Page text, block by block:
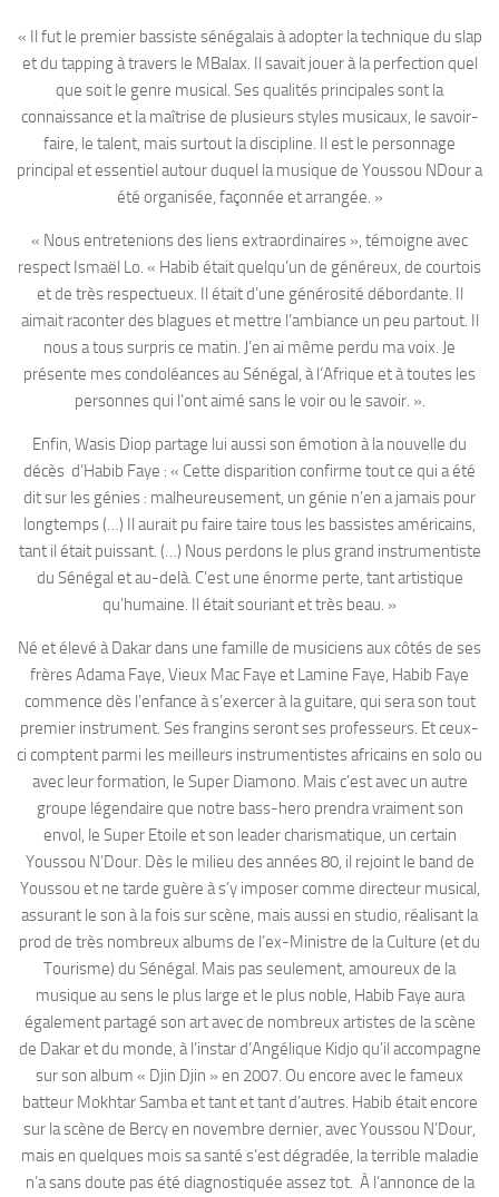
« Il fut le premier bassiste sénégalais à adopter la technique du slap
et du tapping à travers le MBalax. Il savait jouer à la perfection quel
que soit le genre musical. Ses qualités principales sont la
connaissance et la maîtrise de plusieurs styles musicaux, le savoir-
faire, le talent, mais surtout la discipline. Il est le personnage
principal et essentiel autour duquel la musique de Youssou NDour a
été organisée, façonnée et arrangée. »
« Nous entretenions des liens extraordinaires », témoigne avec
respect Ismaël Lo. « Habib était quelqu’un de généreux, de courtois
et de très respectueux. Il était d’une générosité débordante. Il
aimait raconter des blagues et mettre l’ambiance un peu partout. Il
nous a tous surpris ce matin. J’en ai même perdu ma voix. Je
présente mes condoléances au Sénégal, à l’Afrique et à toutes les
personnes qui l’ont aimé sans le voir ou le savoir. ».
Enfin, Wasis Diop partage lui aussi son émotion à la nouvelle du
décès d’Habib Faye : « Cette disparition confirme tout ce qui a été
dit sur les génies : malheureusement, un génie n’en a jamais pour
longtemps (…) Il aurait pu faire taire tous les bassistes américains,
tant il était puissant. (…) Nous perdons le plus grand instrumentiste
du Sénégal et au-delà. C’est une énorme perte, tant artistique
qu’humaine. Il était souriant et très beau. »
Né et élevé à Dakar dans une famille de musiciens aux côtés de ses
frères Adama Faye, Vieux Mac Faye et Lamine Faye, Habib Faye
commence dès l’enfance à s’exercer à la guitare, qui sera son tout
premier instrument. Ses frangins seront ses professeurs. Et ceux-
ci comptent parmi les meilleurs instrumentistes africains en solo ou
avec leur formation, le Super Diamono. Mais c’est avec un autre
groupe légendaire que notre bass-hero prendra vraiment son
envol, le Super Etoile et son leader charismatique, un certain
Youssou N’Dour. Dès le milieu des années 80, il rejoint le band de
Youssou et ne tarde guère à s’y imposer comme directeur musical,
assurant le son à la fois sur scène, mais aussi en studio, réalisant la
prod de très nombreux albums de l’ex-Ministre de la Culture (et du
Tourisme) du Sénégal. Mais pas seulement, amoureux de la
musique au sens le plus large et le plus noble, Habib Faye aura
également partagé son art avec de nombreux artistes de la scène
de Dakar et du monde, à l’instar d’Angélique Kidjo qu’il accompagne
sur son album « Djin Djin » en 2007. Ou encore avec le fameux
batteur Mokhtar Samba et tant et tant d’autres. Habib était encore
sur la scène de Bercy en novembre dernier, avec Youssou N’Dour,
mais en quelques mois sa santé s’est dégradée, la terrible maladie
n’a sans doute pas été diagnostiquée assez tot. À l’annonce de la